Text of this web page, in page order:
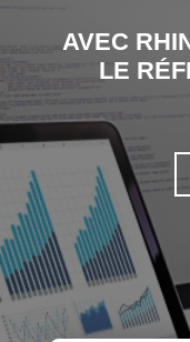
AVEC
LE